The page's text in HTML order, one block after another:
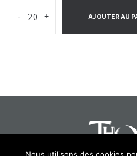
- + AJOUTER AU